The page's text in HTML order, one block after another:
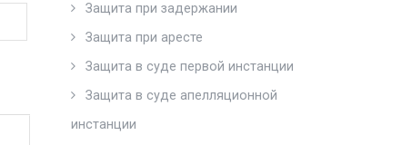
Защита при задержании
Защита при аресте
Защита в суде первой инстанции
Защита в суде апелляционной
инстанции